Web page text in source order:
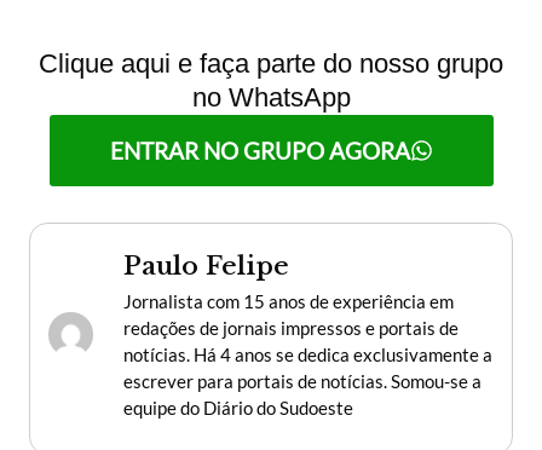
Clique aqui e faça parte do nosso grupo
no WhatsApp
ENTRAR NO GRUPO AGORA
Paulo Felipe
Jornalista com 15 anos de experiência em
redações de jornais impressos e portais de
notícias. Há 4 anos se dedica exclusivamente a
escrever para portais de notícias. Somou-se a
equipe do Diário do Sudoeste